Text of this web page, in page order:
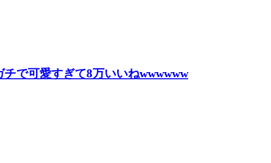
チで可愛すぎて8万いいねwwwwww